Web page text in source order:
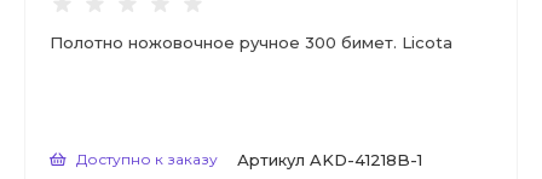
Полотно ножовочное ручное 300 бимет. Licota
Доступно к заказу Артикул AKD-41218B-1